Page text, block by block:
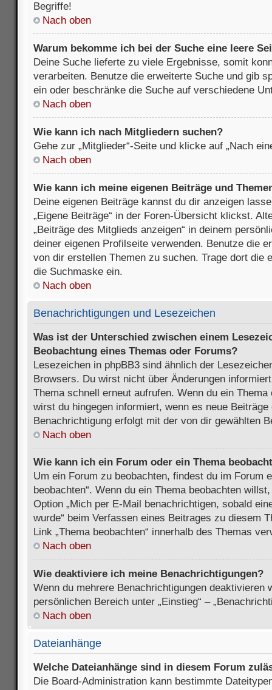
Begriffe!
Nach oben
Warum bekomme ich bei der Suche eine leere
Deine Suche lieferte zu viele Ergebnisse, somit
verarbeiten. Benutze die erweiterte Suche und gib
ein oder beschränke die Suche auf verschiedene
Nach oben
Wie kann ich nach Mitgliedern suchen?
Gehe zur „Mitglieder“-Seite und klicke auf „Nach
Nach oben
Wie kann ich meine eigenen Beiträge und
Deine eigenen Beiträge kannst du dir anzeigen
„Eigene Beiträge“ in der Foren-Übersicht klickst.
„Beiträge des Mitglieds anzeigen“ in deinem
deiner eigenen Profilseite verwenden. Benutze die
von dir erstellen Themen zu suchen. Trage dort die
die Suchmaske ein.
Nach oben
Benachrichtigungen und Lesezeichen
Was ist der Unterschied zwischen einem
Beobachtung eines Themas oder Forums?
Lesezeichen in phpBB3 sind ähnlich der
Browsers. Du wirst nicht über Änderungen
Thema schnell erneut aufrufen. Wenn du ein
wirst du hingegen informiert, wenn es neue
Benachrichtigung erfolgt mit der von dir gewählten
Nach oben
Wie kann ich ein Forum oder ein Thema
Um ein Forum zu beobachten, findest du im Forum
beobachten“. Wenn du ein Thema beobachten
Option „Mich per E-Mail benachrichtigen, sobald
wurde“ beim Verfassen eines Beitrages zu diesem
Link „Thema beobachten“ innerhalb des Themas
Nach oben
Wie deaktiviere ich meine Benachrichtigungen?
Wenn du mehrere Benachrichtigungen deaktivieren
persönlichen Bereich unter „Einstieg“ –
Nach oben
Dateianhänge
Welche Dateianhänge sind in diesem Forum
Die Board-Administration kann bestimmte